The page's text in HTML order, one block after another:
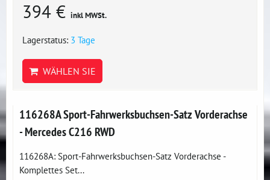
394 € inkl MWSt.
Lagerstatus: 3 Tage
WÄHLEN SIE
116268A Sport-Fahrwerksbuchsen-Satz Vorderachse
- Mercedes C216 RWD
116268A: Sport-Fahrwerksbuchsen-Satz Vorderachse -
Komplettes Set...